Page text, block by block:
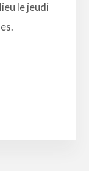
le jeudi